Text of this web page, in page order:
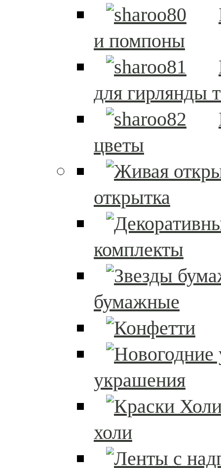
и помпоны
для гирлянды
цветы
открытка
комплекты
бумажные
украшения
холи